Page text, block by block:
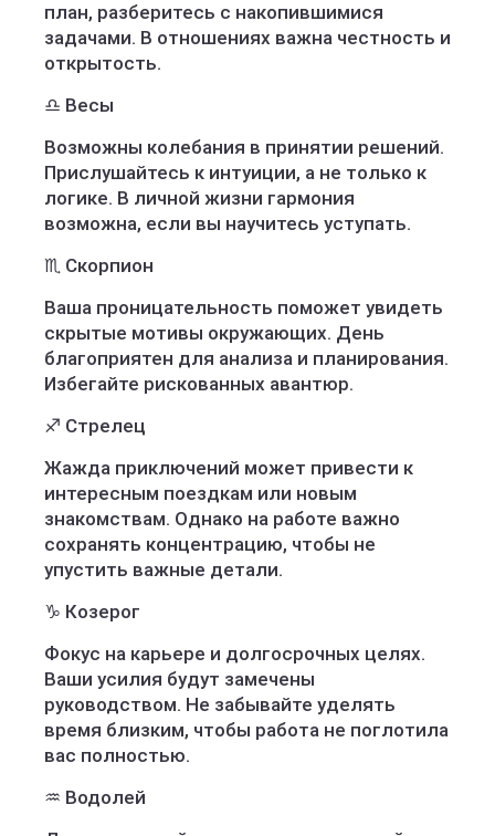
план, разберитесь с накопившимися
задачами. В отношениях важна честность и
открытость.
♎ Весы
Возможны колебания в принятии решений.
Прислушайтесь к интуиции, а не только к
логике. В личной жизни гармония
возможна, если вы научитесь уступать.
♏ Скорпион
Ваша проницательность поможет увидеть
скрытые мотивы окружающих. День
благоприятен для анализа и планирования.
Избегайте рискованных авантюр.
♐ Стрелец
Жажда приключений может привести к
интересным поездкам или новым
знакомствам. Однако на работе важно
сохранять концентрацию, чтобы не
упустить важные детали.
♑ Козерог
Фокус на карьере и долгосрочных целях.
Ваши усилия будут замечены
руководством. Не забывайте уделять
время близким, чтобы работа не поглотила
вас полностью.
♒ Водолей